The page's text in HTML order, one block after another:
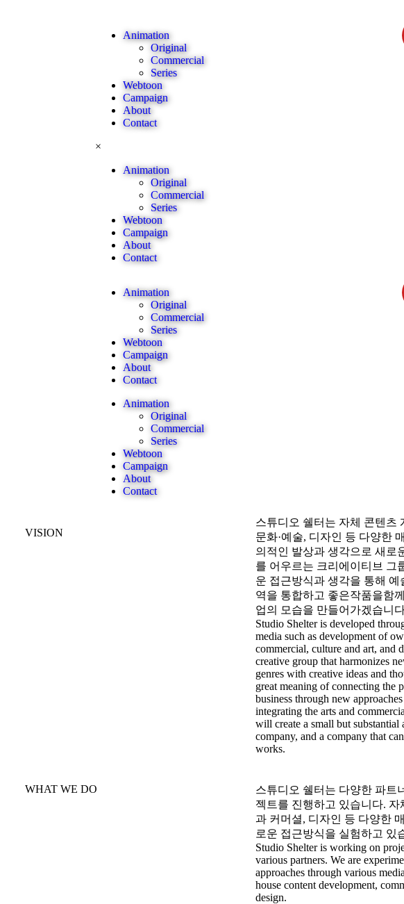
Animation
Original
Commercial
Series
Webtoon
Campaign
About
Contact
×
Animation
Original
Commercial
Series
Webtoon
Campaign
About
Contact
Animation
Original
Commercial
Series
Webtoon
Campaign
About
Contact
Animation
Original
Commercial
Series
Webtoon
Campaign
About
Contact
VISION
스튜디오 쉘터는 자체 콘텐츠
문화·예술, 디자인 등 다양한
의적인 발상과 생각으로 새로
를 어우르는 크리에이티브 그
운 접근방식과 생각을 통해 예
역을 통합하고 좋은작품을함
업의 모습을 만들어가겠습니
Studio Shelter is developed
media such as development of
commercial, culture and art, and
creative group that harmonizes
genres with creative ideas and
great meaning of connecting the
business through new
integrating the arts and
will create a small but substantial
company, and a company that
works.
WHAT WE DO
스튜디오 쉘터는 다양한 파트
젝트를 진행하고 있습니다. 자
과 커머셜, 디자인 등 다양한
로운 접근방식을 실험하고 있
Studio Shelter is working on
various partners. We are
approaches through various
house content development,
design.